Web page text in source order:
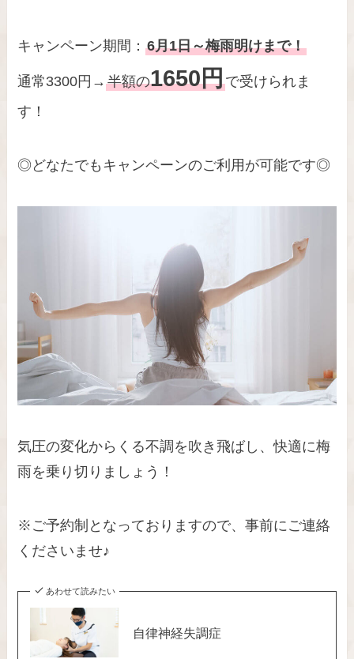
キャンペーン期間：6月1日～梅雨明けまで！
通常3300円→半額の1650円で受けられま
す！
◎どなたでもキャンペーンのご利用が可能です◎
気圧の変化からくる不調を吹き飛ばし、快適に梅
雨を乗り切りましょう！
※ご予約制となっておりますので、事前にご連絡
くださいませ♪
あわせて読みたい
自律神経失調症